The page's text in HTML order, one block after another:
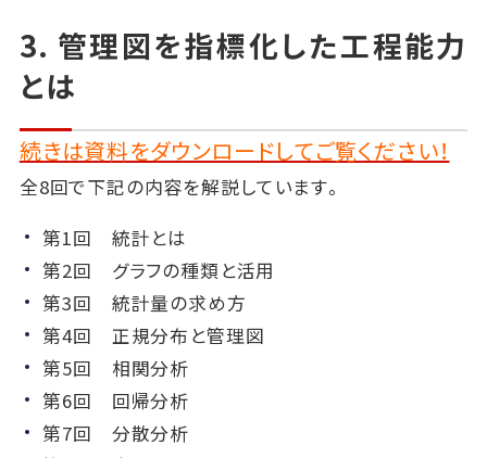
3. 管理図を指標化した工程能力
とは
続きは資料をダウンロードしてご覧ください！
全8回で下記の内容を解説しています。
第1回 統計とは
第2回 グラフの種類と活用
第3回 統計量の求め方
第4回 正規分布と管理図
第5回 相関分析
第6回 回帰分析
第7回 分散分析